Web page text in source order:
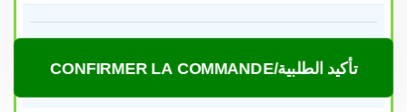
CONFIRMER LA COMMANDE/تأكيد الطلبية